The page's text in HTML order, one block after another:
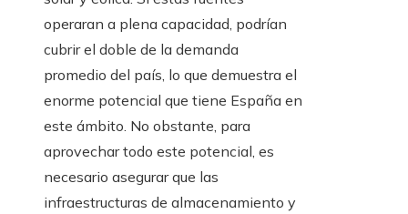
operaran a plena capacidad, podrían
cubrir el doble de la demanda
promedio del país, lo que demuestra el
enorme potencial que tiene España en
este ámbito. No obstante, para
aprovechar todo este potencial, es
necesario asegurar que las
infraestructuras de almacenamiento y